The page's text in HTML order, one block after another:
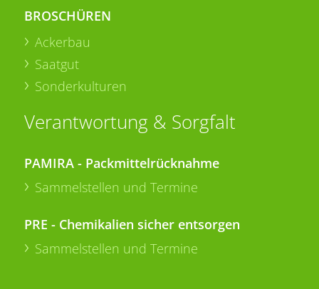
BROSCHÜREN
Ackerbau
Saatgut
Sonderkulturen
Verantwortung & Sorgfalt
PAMIRA - Packmittelrücknahme
Sammelstellen und Termine
PRE - Chemikalien sicher entsorgen
Sammelstellen und Termine